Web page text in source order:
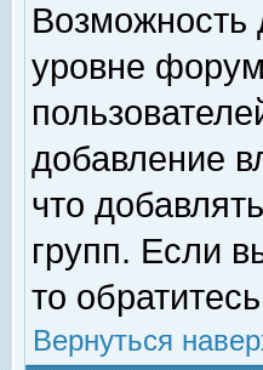
Возможность
уровне
добавление
что
групп. Если
то
Вернуться